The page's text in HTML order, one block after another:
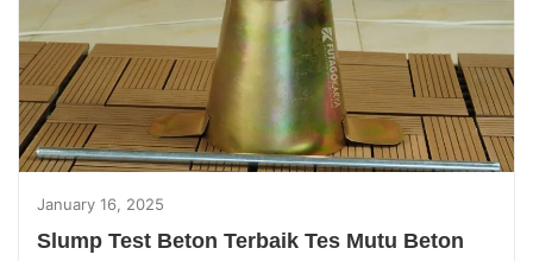
January 16, 2025
Slump Test Beton Terbaik Tes Mutu Beton